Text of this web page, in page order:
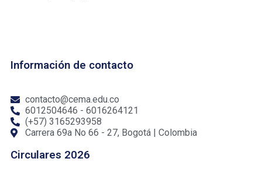
Información de contacto
contacto@cema.edu.co
6012504646 - 6016264121
(+57) 3165293958
Carrera 69a No 66 - 27, Bogotá | Colombia
Circulares 2026